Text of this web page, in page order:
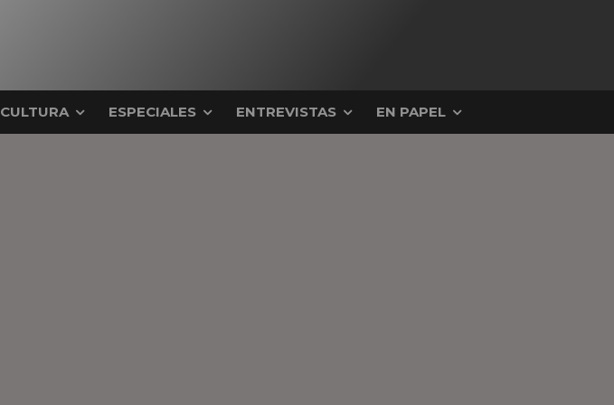
CULTURA ESPECIALES ENTREVISTAS EN PAPEL